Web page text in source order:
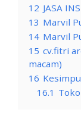
12 JASA
13 Marvil
14 Marvil
15 cv.fitri
macam)
16
16.1